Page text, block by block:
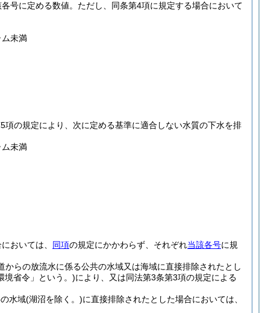
号に定める数値。 ただし、同条第4項に規定する場合において
未満
の規定により、次に定める基準に適合しない水質の下水を排
未満
おいては、 同項の規定にかかわらず、それぞれ当該各号に規
らの放流水に係る公共の水域又は海域に直接排除されたとし
境省令」という。)により、又は同法第3条第3項の規定による
水域(湖沼を除く。)に直接排除されたとした場合においては、